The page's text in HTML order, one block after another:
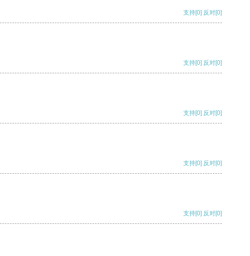
支持[0] 反对[0]
支持[0] 反对[0]
支持[0] 反对[0]
支持[0] 反对[0]
支持[0] 反对[0]